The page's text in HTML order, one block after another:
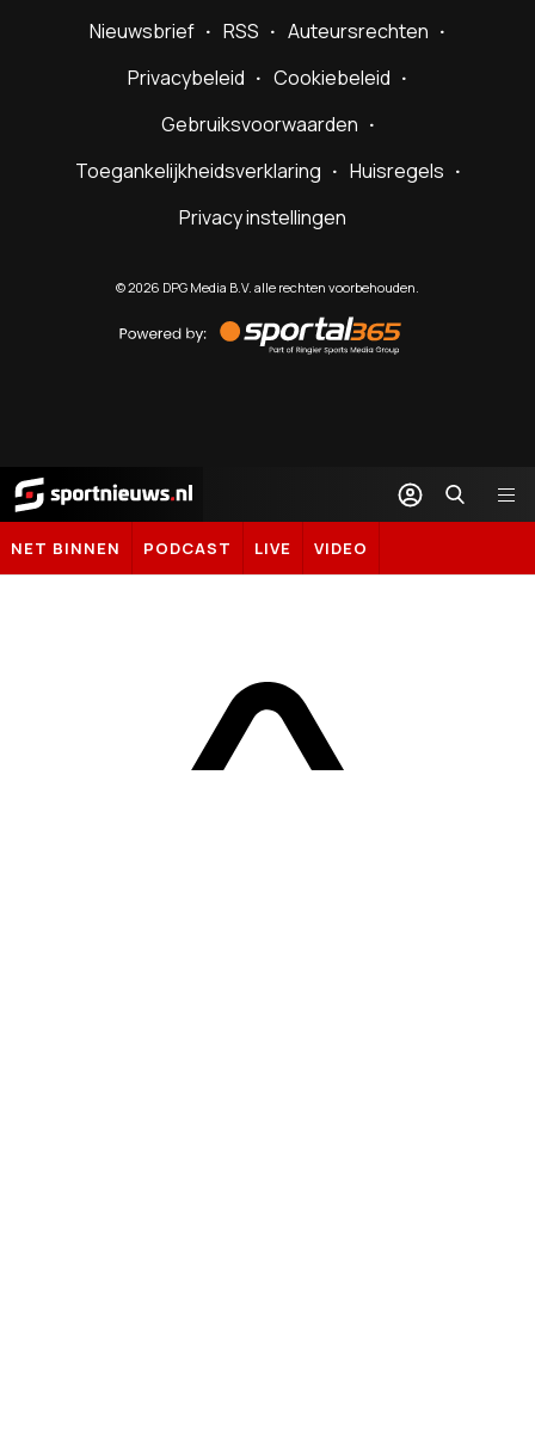
Nieuwsbrief RSS
Auteursrechten
Privacybeleid
Cookiebeleid
Gebruiksvoorwaarden
Toegankelijkheidsverklaring
Huisregels
Privacy instellingen
©2026 DPG Media B.V. alle rechten voorbehouden.
by
Sportal365
Sportnieuws.nl
NET BINNEN PODCAST LIVE VIDEO